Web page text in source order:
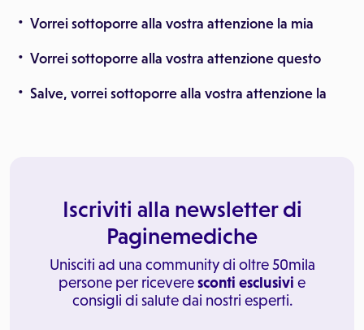
Vorrei sottoporre alla vostra attenzione la mia
Vorrei sottoporre alla vostra attenzione questo
Salve, vorrei sottoporre alla vostra attenzione la
Iscriviti alla newsletter di
Paginemediche
Unisciti ad una community di oltre 50mila
persone per riceveresconti esclusivi e
consigli di salute dai nostri esperti.